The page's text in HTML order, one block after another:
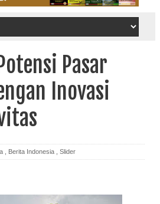
Pasar
Inovasi
Berita Indonesia Slider